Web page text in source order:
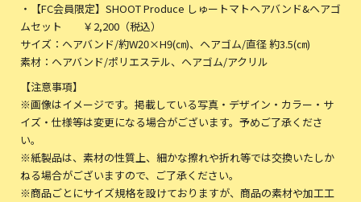
・【FC会員限定】SHOOT Produce しゅートマトヘアバンド&ヘアゴ
ムセット ￥2,200（税込）
サイズ：ヘアバンド/約W20×H9(㎝)、ヘアゴム/直径 約3.5(㎝)
素材：ヘアバンド/ポリエステル、ヘアゴム/アクリル
【注意事項】
※画像はイメージです。掲載している写真・デザイン・カラー・サ
イズ・仕様等は変更になる場合がございます。予めご了承くださ
い。
※紙製品は、素材の性質上、細かな擦れや折れ等では交換いたしか
ねる場合がございますので、ご了承ください。
※商品ごとにサイズ規格を設けておりますが、商品の素材や加工工